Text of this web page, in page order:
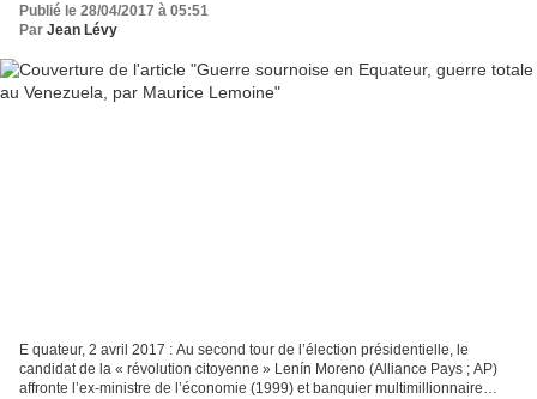
Publié le 28/04/2017 à 05:51
Par Jean Lévy
E quateur, 2 avril 2017 : Au second tour de l’élection présidentielle, le
candidat de la « révolution citoyenne » Lenín Moreno (Alliance Pays ; AP)
affronte l’ex-ministre de l’économie (1999) et banquier multimillionnaire